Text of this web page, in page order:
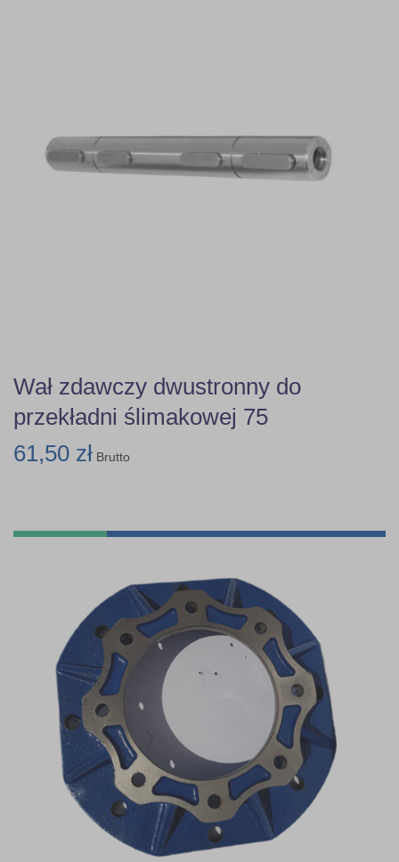
Wał zdawczy dwustronny do
przekładni ślimakowej 75
61,50 zł Brutto